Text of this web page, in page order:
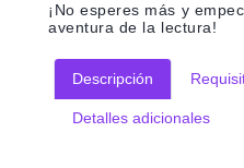
¡No esperes más y
aventura de la lectura!
Descripción
Detalles adicionales